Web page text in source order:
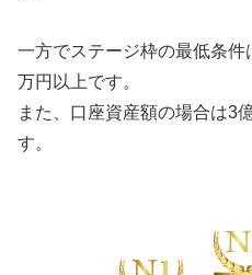
一方でステージ枠の最低条
万円以上です。
また、口座資産額の場合は3
す。